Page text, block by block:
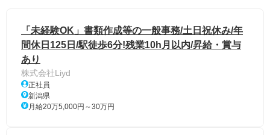
「未経験OK」書類作成等の一般事務/土日祝休み/年
間休日125日/駅徒歩6分!残業10h月以内/昇給・賞与
あり
株式会社Liyd
正社員
新潟県
月給20万5,000円～30万円